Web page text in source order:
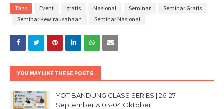
Tags Event gratis Nasional Seminar
Seminar Gratis
Seminar Kewirausahaan
Seminar Nasional
YOU MAY LIKE THESE POSTS
YOT BANDUNG CLASS SERIES | 26-27
September & 03-04 Oktober